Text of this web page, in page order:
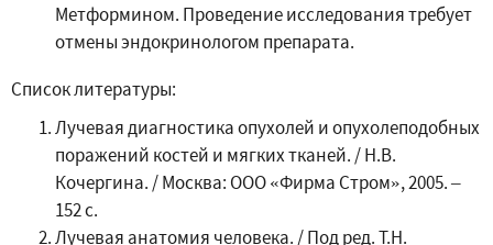
Метформином. Проведение исследования требует
отмены эндокринологом препарата.
Список литературы:
Лучевая диагностика опухолей и опухолеподобных
поражений костей и мягких тканей. / Н.В.
Кочергина. / Москва: ООО «Фирма Стром», 2005. –
152 с.
Лучевая анатомия человека. / Под ред. Т.Н.